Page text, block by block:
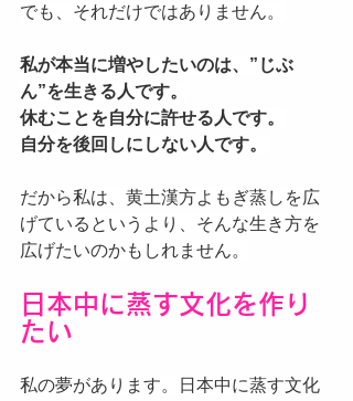
でも、それだけではありません。
私が本当に増やしたいのは、”じぶ
ん”を生きる人です。
休むことを自分に許せる人です。
自分を後回しにしない人です。
だから私は、黄土漢方よもぎ蒸しを広
げているというより、そんな生き方を
広げたいのかもしれません。
日本中に蒸す文化を作り
たい
私の夢があります。日本中に蒸す文化